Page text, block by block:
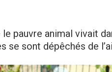
le pauvre animal vivait
se sont dépêchés de